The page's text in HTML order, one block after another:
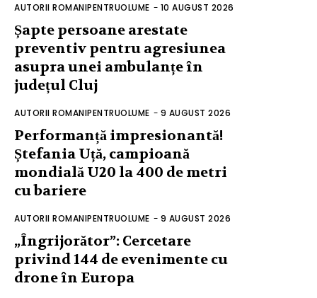
AUTORII ROMANIPENTRUOLUME - 10 AUGUST 2026
Șapte persoane arestate
preventiv pentru agresiunea
asupra unei ambulanțe în
județul Cluj
AUTORII ROMANIPENTRUOLUME - 9 AUGUST 2026
Performanță impresionantă!
Ștefania Uță, campioană
mondială U20 la 400 de metri
cu bariere
AUTORII ROMANIPENTRUOLUME - 9 AUGUST 2026
„Îngrijorător”: Cercetare
privind 144 de evenimente cu
drone în Europa